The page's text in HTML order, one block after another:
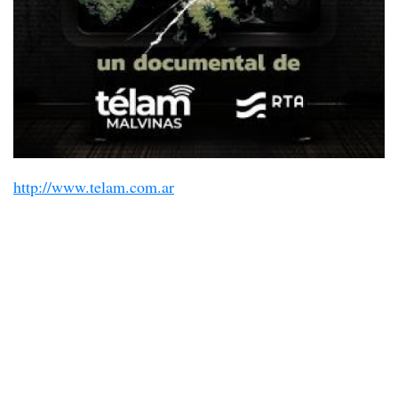
http://www.telam.com.ar